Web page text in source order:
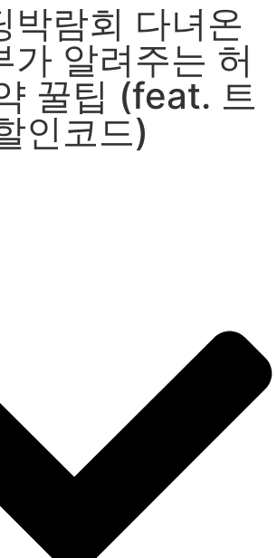
박람회 다녀온
가 알려주는 허
꿀팁 (feat. 트
인코드)